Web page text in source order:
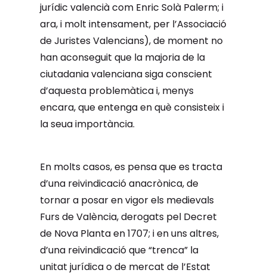
jurídic valencià com Enric Solà Palerm; i
ara, i molt intensament, per l’Associació
de Juristes Valencians), de moment no
han aconseguit que la majoria de la
ciutadania valenciana siga conscient
d’aquesta problemàtica i, menys
encara, que entenga en què consisteix i
la seua importància.
En molts casos, es pensa que es tracta
d’una reivindicació anacrònica, de
tornar a posar en vigor els medievals
Furs de València, derogats pel Decret
de Nova Planta en 1707; i en uns altres,
d’una reivindicació que “trenca” la
unitat jurídica o de mercat de l’Estat